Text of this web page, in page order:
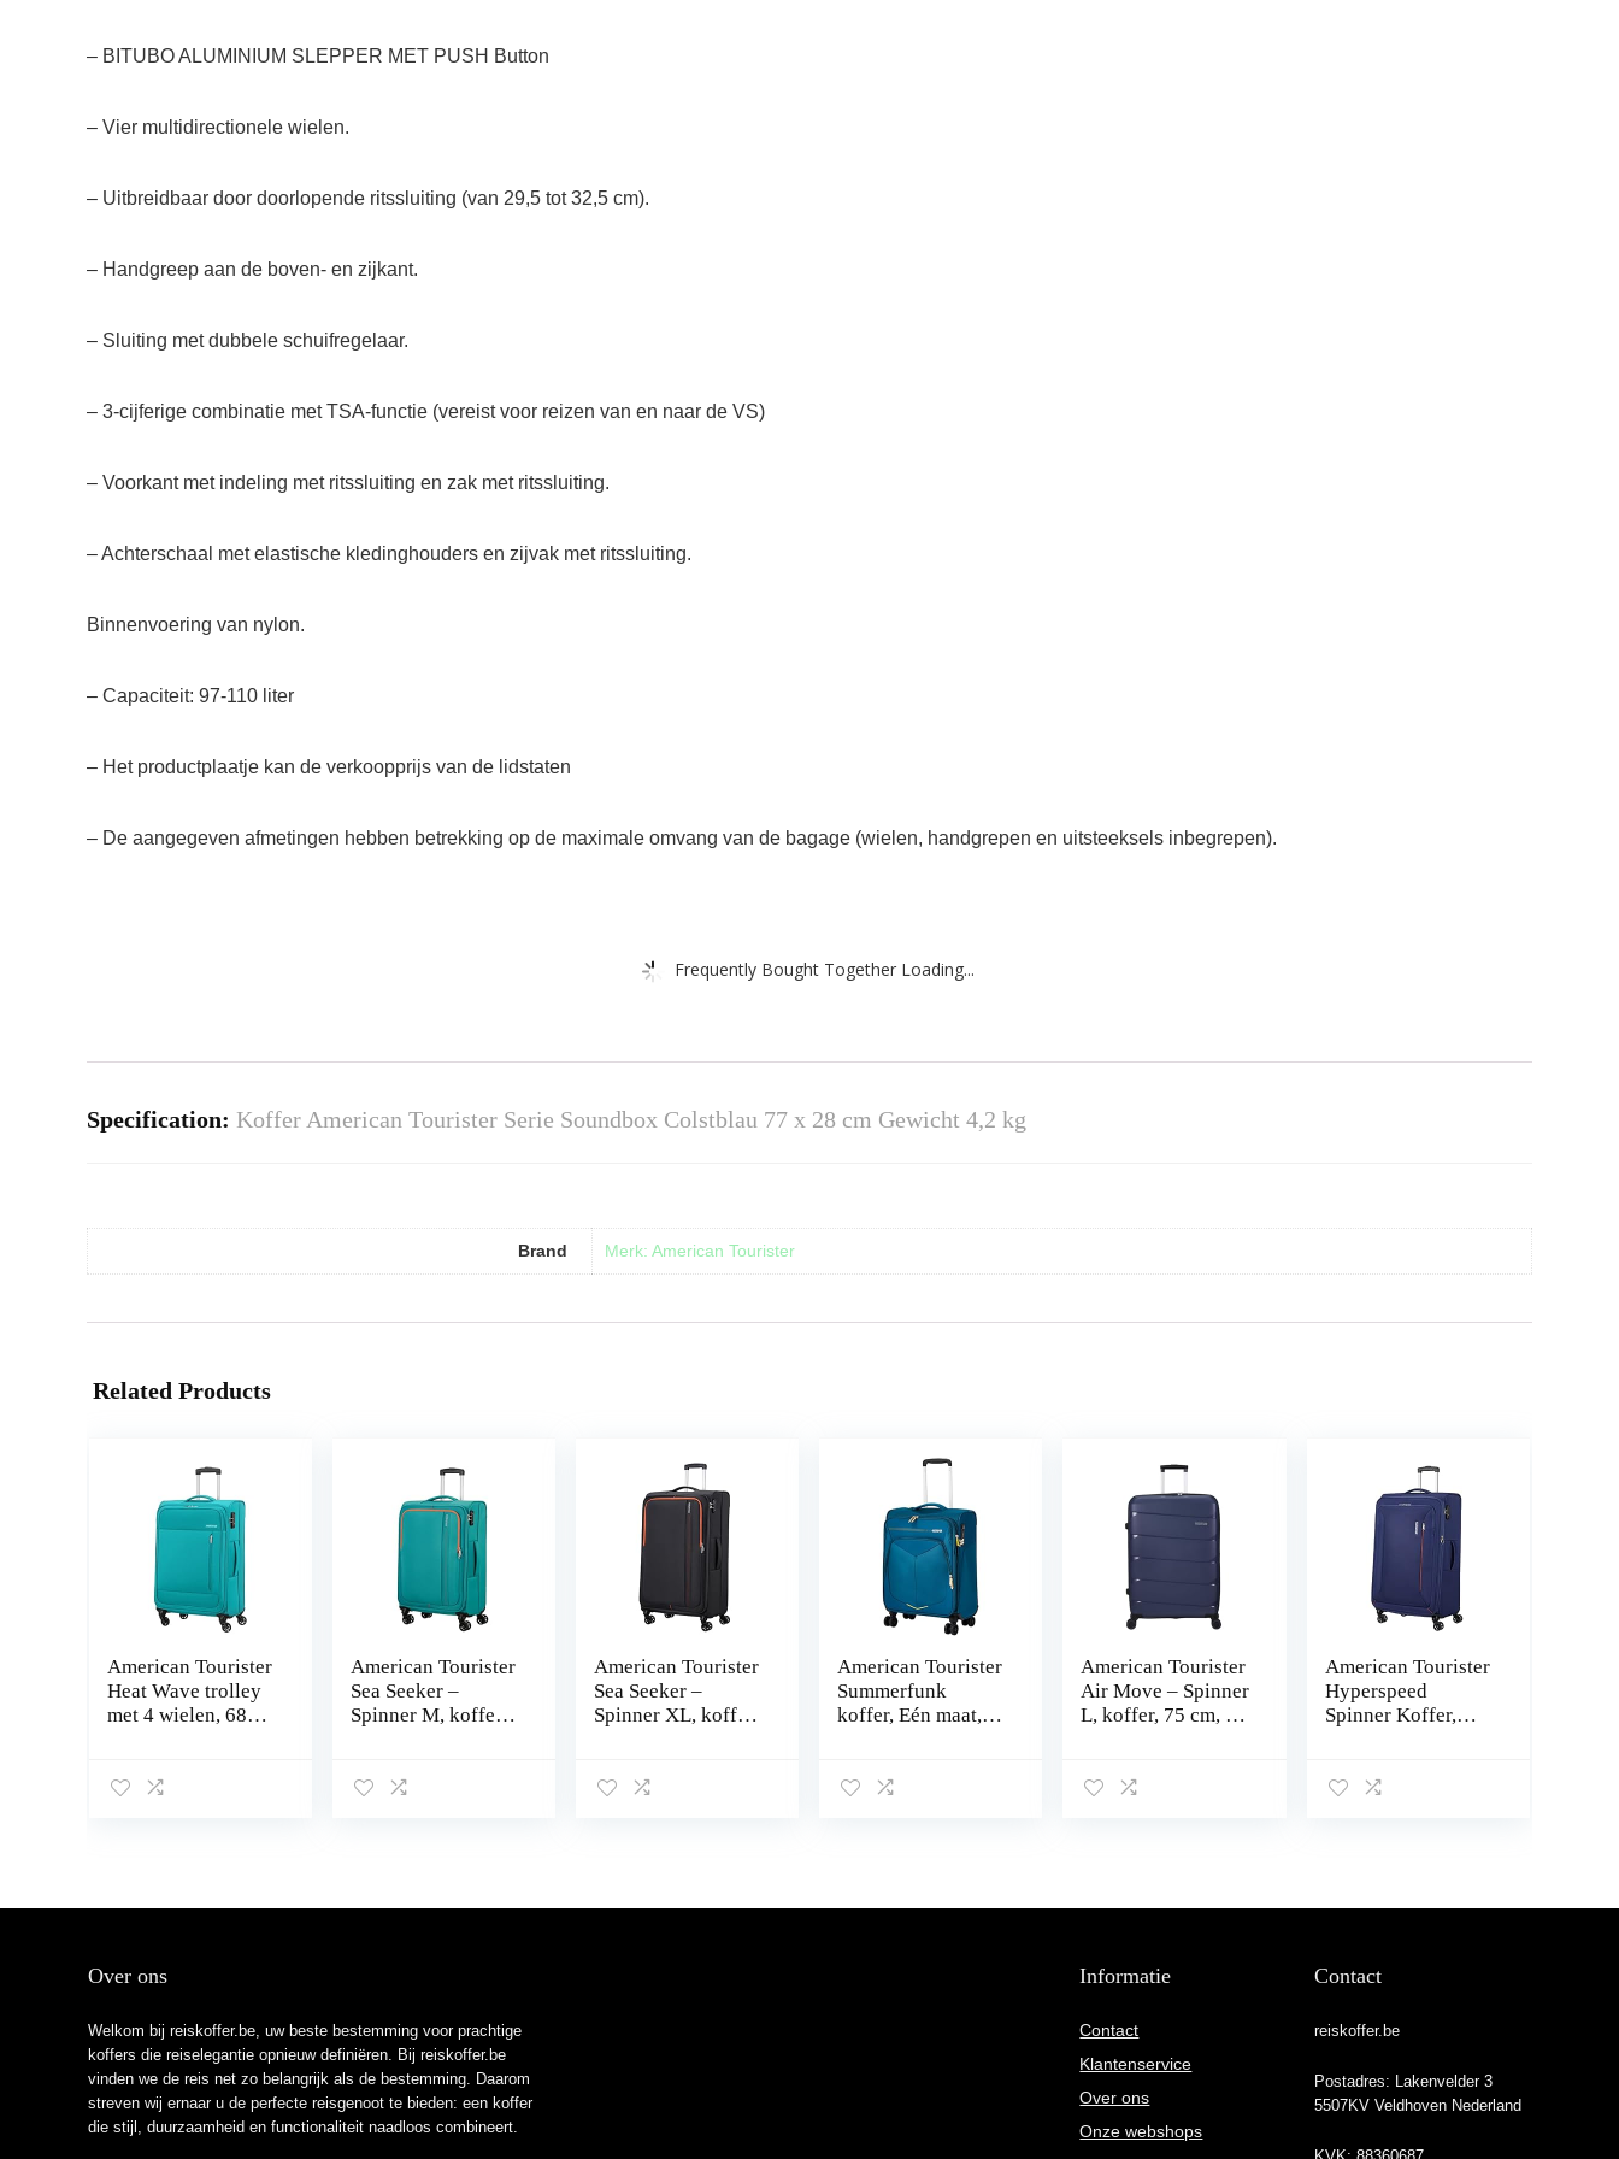
– BITUBO ALUMINIUM SLEPPER MET PUSH Button
– Vier multidirectionele wielen.
– Uitbreidbaar door doorlopende ritssluiting (van 29,5 tot 32,5 cm).
– Handgreep aan de boven- en zijkant.
– Sluiting met dubbele schuifregelaar.
– 3-cijferige combinatie met TSA-functie (vereist voor reizen van en naar de VS)
– Voorkant met indeling met ritssluiting en zak met ritssluiting.
– Achterschaal met elastische kledinghouders en zijvak met ritssluiting.
Binnenvoering van nylon.
– Capaciteit: 97-110 liter
– Het productplaatje kan de verkoopprijs van de lidstaten
– De aangegeven afmetingen hebben betrekking op de maximale omvang van de bagage (wielen, handgrepen en uitsteeksels inbegrepen).
Frequently Bought Together Loading...
Specification: Koffer American Tourister Serie Soundbox Colstblau 77 x 28 cm Gewicht 4,2 kg
Brand Merk: American Tourister
Related Products
American Tourister
Heat Wave trolley
met 4 wielen, 68
bagage koffer
American Tourister
Sea Seeker –
Spinner M, koffer,
groen (Aqua
American Tourister
Sea Seeker –
Spinner XL, koffer,
grijs (Charcoal
American Tourister
Summerfunk
koffer, Eén maat,
American Tourister
Air Move – Spinner
L, koffer, 75 cm, 93
(midnight navy), L
American Tourister
Hyperspeed
Spinner Koffer,
Spinner L
Over ons
Welkom bij reiskoffer.be, uw beste bestemming voor prachtige
koffers die reiselegantie opnieuw definiëren. Bij reiskoffer.be
vinden we de reis net zo belangrijk als de bestemming. Daarom
streven wij ernaar u de perfecte reisgenoot te bieden: een koffer
die stijl, duurzaamheid en functionaliteit naadloos combineert.
Informatie
Contact
Klantenservice
Over ons
Onze webshops
Contact
reiskoffer.be
Postadres: Lakenvelder 3
5507KV Veldhoven Nederland